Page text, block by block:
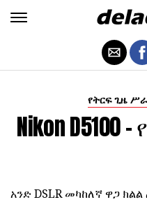
የትርፍ ጊዜ ሥራ
Nikon
አንድ DSLR መካከለኛ ዋጋ